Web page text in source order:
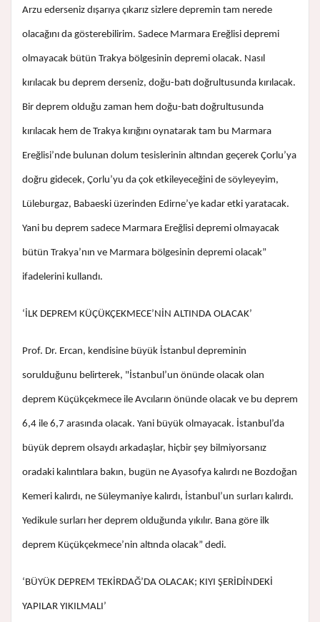
Arzu ederseniz dışarıya çıkarız sizlere depremin tam nerede
olacağını da gösterebilirim. Sadece Marmara Ereğlisi depremi
olmayacak bütün Trakya bölgesinin depremi olacak. Nasıl
kırılacak bu deprem derseniz, doğu-batı doğrultusunda kırılacak.
Bir deprem olduğu zaman hem doğu-batı doğrultusunda
kırılacak hem de Trakya kırığını oynatarak tam bu Marmara
Ereğlisi’nde bulunan dolum tesislerinin altından geçerek Çorlu’ya
doğru gidecek, Çorlu’yu da çok etkileyeceğini de söyleyeyim,
Lüleburgaz, Babaeski üzerinden Edirne’ye kadar etki yaratacak.
Yani bu deprem sadece Marmara Ereğlisi depremi olmayacak
bütün Trakya’nın ve Marmara bölgesinin depremi olacak”
ifadelerini kullandı.
‘İLK DEPREM KÜÇÜKÇEKMECE’NİN ALTINDA OLACAK’
Prof. Dr. Ercan, kendisine büyük İstanbul depreminin
sorulduğunu belirterek, "İstanbul’un önünde olacak olan
deprem Küçükçekmece ile Avcıların önünde olacak ve bu deprem
6,4 ile 6,7 arasında olacak. Yani büyük olmayacak. İstanbul’da
büyük deprem olsaydı arkadaşlar, hiçbir şey bilmiyorsanız
oradaki kalıntılara bakın, bugün ne Ayasofya kalırdı ne Bozdoğan
Kemeri kalırdı, ne Süleymaniye kalırdı, İstanbul’un surları kalırdı.
Yedikule surları her deprem olduğunda yıkılır. Bana göre ilk
deprem Küçükçekmece’nin altında olacak” dedi.
‘BÜYÜK DEPREM TEKİRDAĞ’DA OLACAK; KIYI ŞERİDİNDEKİ
YAPILAR YIKILMALI’